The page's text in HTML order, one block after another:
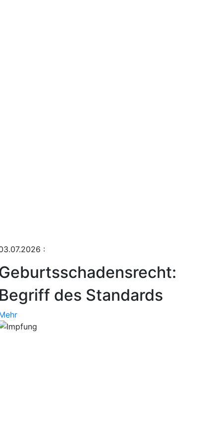
:
des Standards